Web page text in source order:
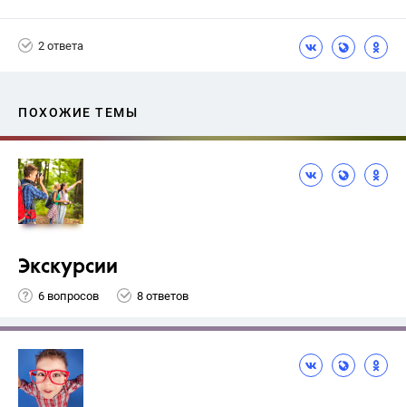
2 ответа
ПОХОЖИЕ ТЕМЫ
Экскурсии
6 вопросов 8 ответов